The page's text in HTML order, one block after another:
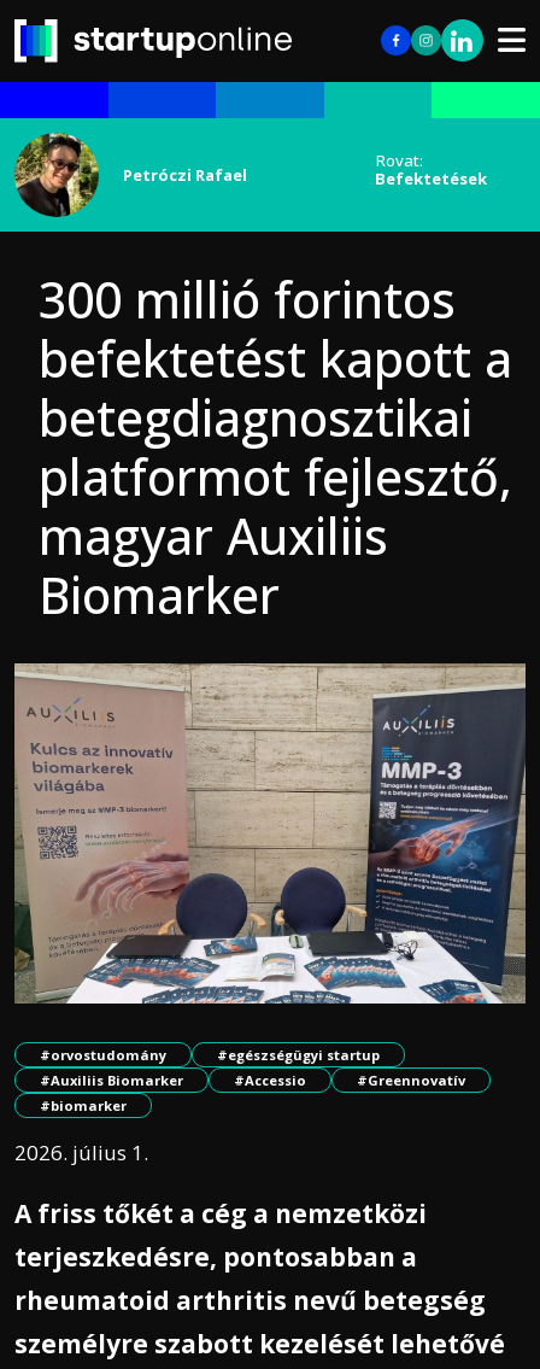
Petróczi Rafael
Rovat:
Befektetések
300 millió forintos
befektetést kapott a
betegdiagnosztikai
platformot fejlesztő,
magyar Auxiliis
Biomarker
#orvostudomány
#egészségügyi startup
#Auxiliis Biomarker
#Accessio
#Greennovatív
#biomarker
2026. július 1.
A friss tőkét a cég a nemzetközi
terjeszkedésre, pontosabban a
rheumatoid arthritis nevű betegség
személyre szabott kezelését lehetővé